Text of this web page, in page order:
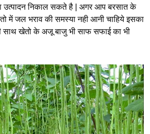
उत्पादन निकाल सकते है | अगर आप बरसात के
में जल भराव की समस्या नही आनी चाहिये इसका
साथ खेतो के अजू बाजु भी साफ सफाई का भी